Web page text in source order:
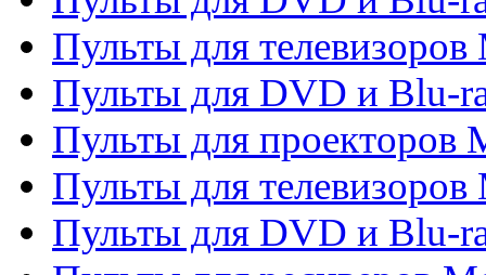
Пульты для
Пульты для DVD и Blu-
Пульты для проекторов
Пульты для
Пульты для DVD и Blu-